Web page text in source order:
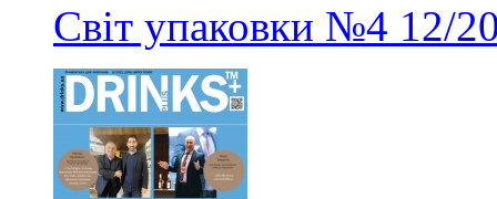
Світ упаковки №4 12/